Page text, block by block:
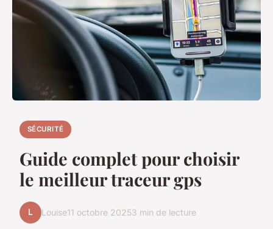
SÉCURITÉ
Guide complet pour choisir
le meilleur traceur gps
L Louise11 octobre 20253 min de lecture